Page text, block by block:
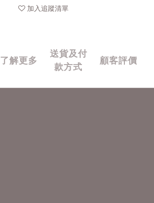
加入追蹤清單
了解更多
送貨及付
款方式
顧客評價